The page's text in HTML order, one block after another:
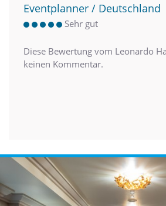
Eventplanner / Deutschland
Sehr gut
Diese Bewertung vom Leonardo
keinen Kommentar.